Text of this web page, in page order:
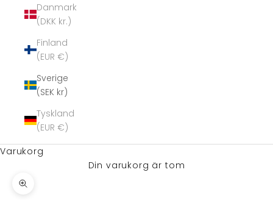
Danmark
(DKK kr.)
Finland
(EUR €)
Sverige
(SEK kr)
Tyskland
(EUR €)
Varukorg
Din varukorg är tom
Zooma